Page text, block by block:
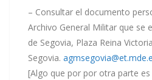
– Consultar el documento
Archivo General Militar que se
de Segovia, Plaza Reina
Segovia.
[Algo que por por otra parte